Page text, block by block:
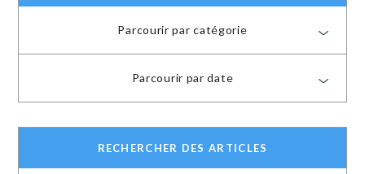
Parcourir par catégorie
Parcourir par date
RECHERCHER DES ARTICLES